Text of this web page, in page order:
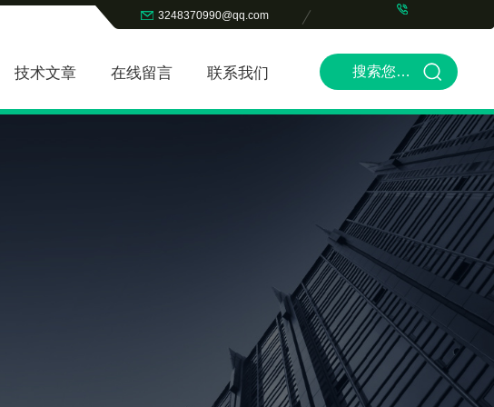
3248370990@qq.com
技术文章 在线留言 联系我们